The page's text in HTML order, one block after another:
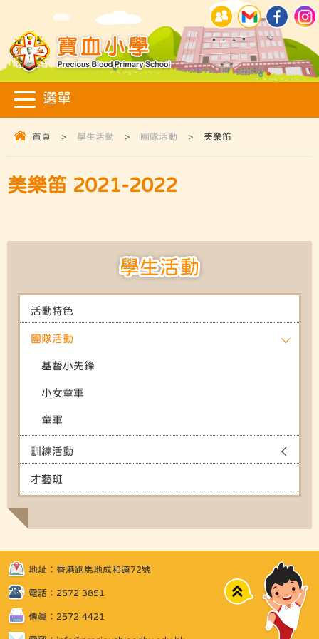
首頁 > 學生活動 > 團隊活動 > 美樂笛
美樂笛 2021-2022
學生活動
活動特色
團隊活動
基督小先鋒
小女童軍
童軍
訓練活動
才藝班
地址：香港跑馬地成和道72號
電話：2572 3851
傳真：2572 4421
Top